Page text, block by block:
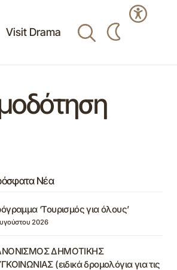
Visit Drama
Νέα
‘Τουρισμός για όλους’
2026
ΔΗΜΟΤΙΚΗΣ
(ειδικά δρομολόγια για τις